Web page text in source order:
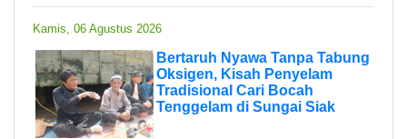
Kamis, 06 Agustus 2026
Bertaruh Nyawa Tanpa Tabung
Oksigen, Kisah Penyelam
Tradisional Cari Bocah
Tenggelam di Sungai Siak